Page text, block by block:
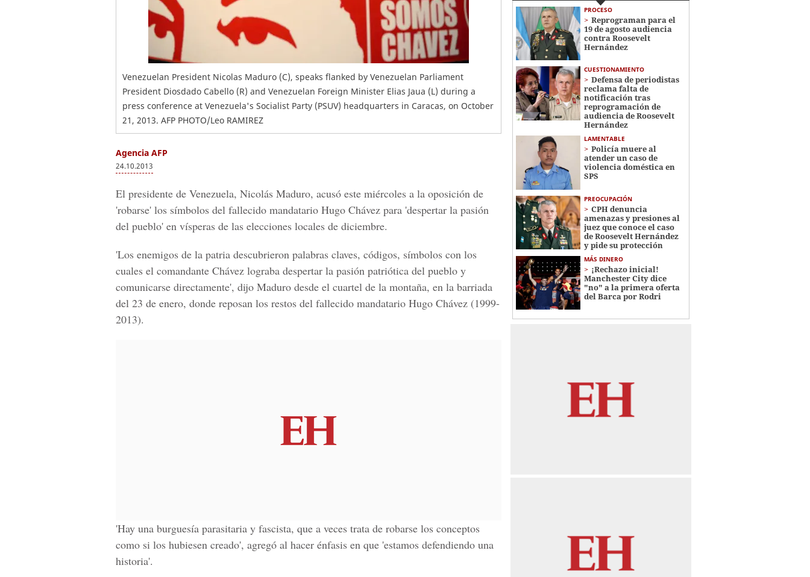
Venezuelan President Nicolas Maduro (C), speaks flanked by Venezuelan Parliament
President Diosdado Cabello (R) and Venezuelan Foreign Minister Elias Jaua (L) during a
press conference at Venezuela's Socialist Party (PSUV) headquarters in Caracas, on October
21, 2013. AFP PHOTO/Leo RAMIREZ
Agencia AFP
24.10.2013
El presidente de Venezuela, Nicolás Maduro, acusó este miércoles a la oposición de
'robarse' los símbolos del fallecido mandatario Hugo Chávez para 'despertar la pasión
del pueblo' en vísperas de las elecciones locales de diciembre.
'Los enemigos de la patria descubrieron palabras claves, códigos, símbolos con los
cuales el comandante Chávez lograba despertar la pasión patriótica del pueblo y
comunicarse directamente', dijo Maduro desde el cuartel de la montaña, en la barriada
del 23 de enero, donde reposan los restos del fallecido mandatario Hugo Chávez (1999-
2013).
'Hay una burguesía parasitaria y fascista, que a veces trata de robarse los conceptos
como si los hubiesen creado', agregó al hacer énfasis en que 'estamos defendiendo una
historia'.
PROCESO
Reprograman para el
19 de agosto audiencia
contra Roosevelt
Hernández
CUESTIONAMIENTO
Defensa de periodistas
reclama falta de
notificación tras
reprogramación de
audiencia de Roosevelt
Hernández
LAMENTABLE
Policía muere al
atender un caso de
violencia doméstica en
SPS
PREOCUPACIÓN
CPH denuncia
amenazas y presiones al
juez que conoce el caso
de Roosevelt Hernández
y pide su protección
MÁS DINERO
¡Rechazo inicial!
Manchester City dice
"no" a la primera oferta
del Barca por Rodri